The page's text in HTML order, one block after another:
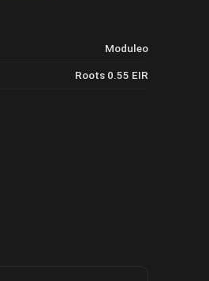
Moduleo
Roots 0.55 EIR